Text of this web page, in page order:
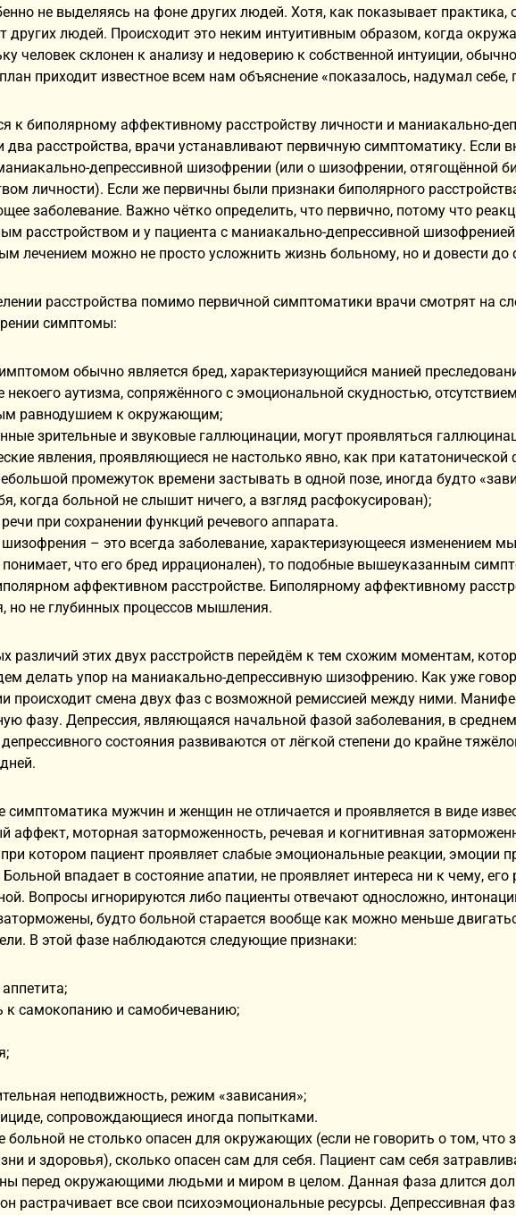
не выделяясь на фоне других людей. Хотя, как показывает
других людей. Происходит это неким интуитивным образом, когда
человек склонен к анализу и недоверию к собственной интуиции,
приходит известное всем нам объяснение «показалось, надумал себе,
к биполярному аффективному расстройству личности и маниакально-
два расстройства, врачи устанавливают первичную симптоматику. Если
депрессивной шизофрении (или о шизофрении, отягощённой
личности). Если же первичны были признаки биполярного
заболевание. Важно чётко определить, что первично, потому что
расстройством и у пациента с маниакально-депрессивной
лечением можно не просто усложнить жизнь больному, но и довести до
расстройства помимо первичной симптоматики врачи смотрят на
симптомы:
обычно является бред, характеризующийся манией
некоего аутизма, сопряжённого с эмоциональной скудностью,
равнодушием к окружающим;
зрительные и звуковые галлюцинации, могут проявляться
явления, проявляющиеся не настолько явно, как при
промежуток времени застывать в одной позе, иногда будто
когда больной не слышит ничего, а взгляд расфокусирован);
речи при сохранении функций речевого аппарата.
– это всегда заболевание, характеризующееся изменением
понимает, что его бред иррационален), то подобные вышеуказанным
аффективном расстройстве. Биполярному аффективному
но не глубинных процессов мышления.
различий этих двух расстройств перейдём к тем схожим моментам,
делать упор на маниакально-депрессивную шизофрению. Как уже
происходит смена двух фаз с возможной ремиссией между ними.
фазу. Депрессия, являющаяся начальной фазой заболевания, в
состояния развиваются от лёгкой степени до крайне
симптоматика мужчин и женщин не отличается и проявляется в виде
аффект, моторная заторможенность, речевая и когнитивная
при котором пациент проявляет слабые эмоциональные реакции, эмоции
впадает в состояние апатии, не проявляет интереса ни к чему,
Вопросы игнорируются либо пациенты отвечают односложно,
будто больной старается вообще как можно меньше
В этой фазе наблюдаются следующие признаки:
к самокопанию и самобичеванию;
неподвижность, режим «зависания»;
сопровождающиеся иногда попытками.
больной не столько опасен для окружающих (если не говорить о том, что
и здоровья), сколько опасен сам для себя. Пациент сам себя
перед окружающими людьми и миром в целом. Данная фаза длится
растрачивает все свои психоэмоциональные ресурсы. Депрессивная